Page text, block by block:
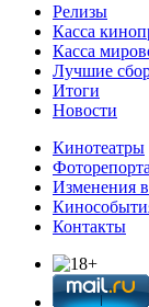
Релизы
Касса
Касса
Лучшие
Итоги
Новости
Кинотеатры
Изменения
Контакты